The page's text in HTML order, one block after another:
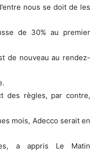
nous se doit de les
de 30% au premier
de nouveau au rendez-
des règles, par contre,
mois, Adecco serait en
a appris Le Matin